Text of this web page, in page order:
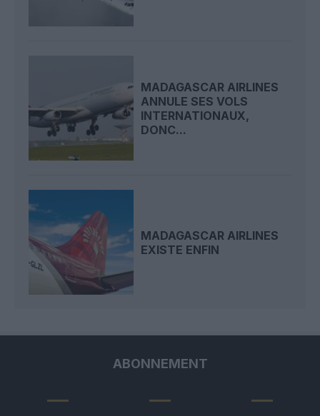
MADAGASCAR AIRLINES
ANNULE SES VOLS
INTERNATIONAUX,
DONC...
MADAGASCAR AIRLINES
EXISTE ENFIN
ABONNEMENT